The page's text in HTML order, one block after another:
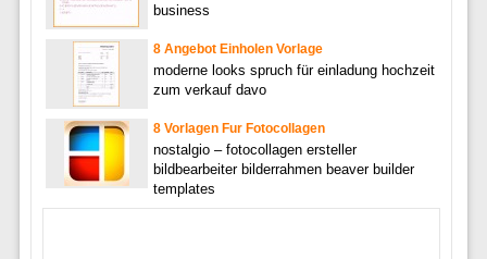
business
8 Angebot Einholen Vorlage
moderne looks spruch für einladung hochzeit
zum verkauf davo
8 Vorlagen Fur Fotocollagen
nostalgio – fotocollagen ersteller
bildbearbeiter bilderrahmen beaver builder
templates